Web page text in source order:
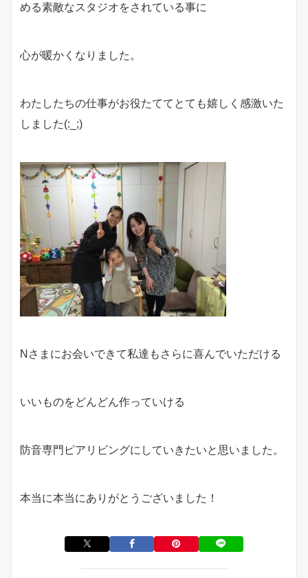
める素敵なスタジオをされている事に
心が暖かくなりました。
わたしたちの仕事がお役たててとても嬉しく感激いた
しました(:_;)
Nさまにお会いできて私達もさらに喜んでいただける
いいものをどんどん作っていける
防音専門ピアリビングにしていきたいと思いました。
本当に本当にありがとうございました！